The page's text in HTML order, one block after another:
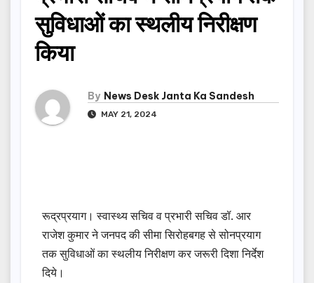
सुविधाओं का स्थलीय निरीक्षण
किया
By News Desk Janta Ka Sandesh
MAY 21, 2024
रूद्रप्रयाग। स्वास्थ्य सचिव व प्रभारी सचिव डॉ. आर
राजेश कुमार ने जनपद की सीमा सिरोहबगह से सोनप्रयाग
तक सुविधाओं का स्थलीय निरीक्षण कर जरूरी दिशा निर्देश
दिये।